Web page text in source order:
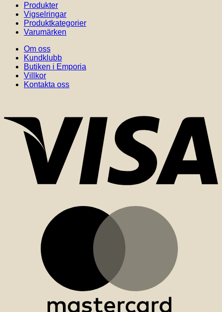
Produkter
Vigselringar
Produktkategorier
Varumärken
Om oss
Kundklubb
Butiken i Emporia
Villkor
Kontakta oss